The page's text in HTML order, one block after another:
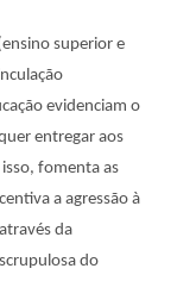
superior e
evidenciam o
entregar aos
fomenta as
a agressão à
da
do